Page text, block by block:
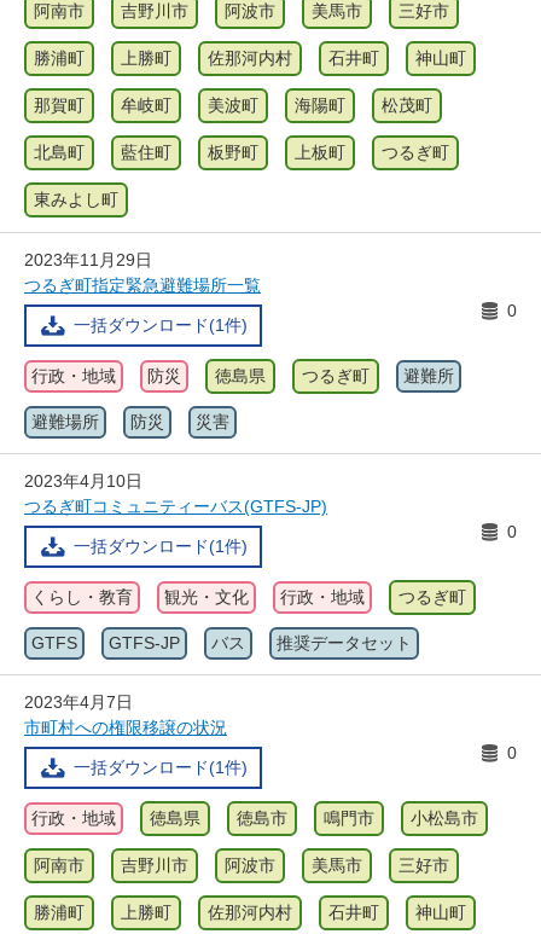
阿南市 吉野川市 阿波市 美馬市 三好市
勝浦町 上勝町 佐那河内村 石井町 神山町
那賀町 牟岐町 美波町 海陽町 松茂町
北島町 藍住町 板野町 上板町 つるぎ町
東みよし町
2023年11月29日
つるぎ町指定緊急避難場所一覧
一括ダウンロード(1件)
0
行政・地域 防災 徳島県 つるぎ町 避難所
避難場所 防災 災害
2023年4月10日
つるぎ町コミュニティーバス(GTFS-JP)
一括ダウンロード(1件)
0
くらし・教育 観光・文化 行政・地域 つるぎ町
GTFS GTFS-JP バス 推奨データセット
2023年4月7日
市町村への権限移譲の状況
一括ダウンロード(1件)
0
行政・地域 徳島県 徳島市 鳴門市 小松島市
阿南市 吉野川市 阿波市 美馬市 三好市
勝浦町 上勝町 佐那河内村 石井町 神山町